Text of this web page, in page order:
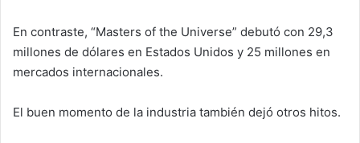
En contraste, “Masters of the Universe” debutó con 29,3
millones de dólares en Estados Unidos y 25 millones en
mercados internacionales.
El buen momento de la industria también dejó otros hitos.